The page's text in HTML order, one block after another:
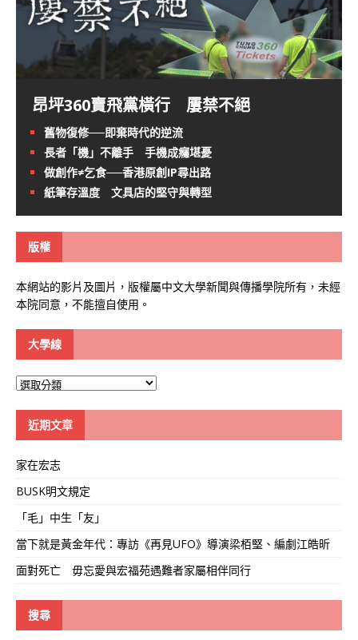
昂坪360賣飛黨橫行 屢禁不絕
舊物復修──即棄時代的逆流
長者「機」不離手 手機成癮堪憂
做創作≠乞食──香港原創IP尋出路
紙筆存溫度 文具店的堅守與轉型
版權
本網站的影片及圖片，版權屬中文大學新聞與傳播學院所有，未經
本院同意，不能擅自使用。
大學線
大
近期文章
家在宏志
BUSK明文規定
「毛」中生「友」
當下就是黃金年代：專訪《再見UFO》導演梁栢堅、編劇江皓昕
面對死亡 毋忘愛與宏福苑遇難者家屬相伴同行
搜尋